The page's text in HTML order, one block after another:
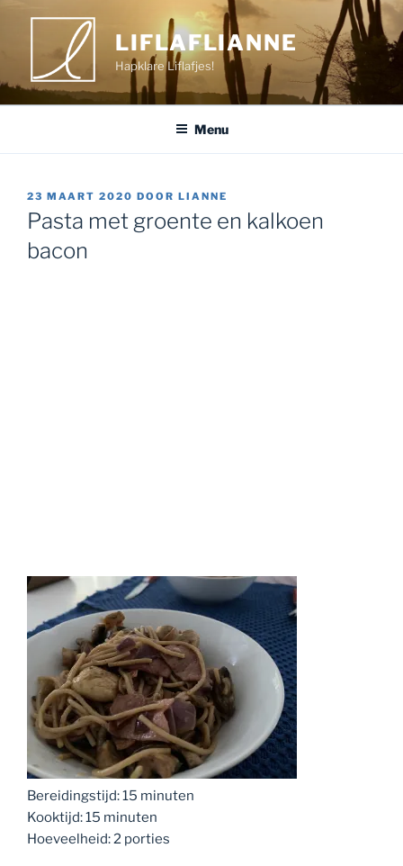
inhoud
LIFLAFLIANNE
Hapklare Liflafjes!
Menu
GEPLAATST
OP
23 MAART 2020 DOOR LIANNE
Pasta met groente en kalkoen
bacon
Bereidingstijd: 15 minuten
Kooktijd: 15 minuten
Hoeveelheid: 2 porties